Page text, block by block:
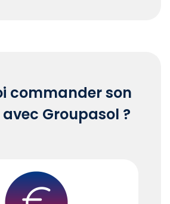
commander son
Groupasol ?